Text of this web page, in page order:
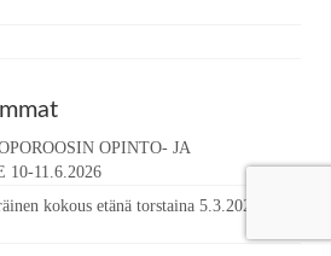
OPINTO- JA
11.6.2026
kokous etänä torstaina 5.3.2026 klo